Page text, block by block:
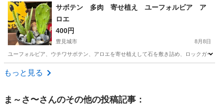
沖縄 中頭郡 てだこ浦西駅 生活雑貨
サボテン 多肉 寄せ植え ユーフォルビア ア
ロエ
400円
豊見城市 8月8日
ユーフォルビア、ウチワサボテン、アロエを寄せ植えして石を敷き詰め、ロックガー
沖縄 豊見城市
もっと見る
ま～さ〜さんのその他の投稿記事：